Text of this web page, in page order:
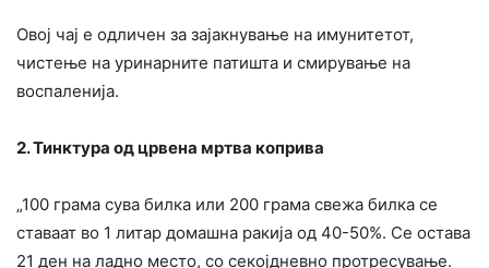
Овој чај е одличен за зајакнување на имунитетот,
чистење на уринарните патишта и смирување на
воспаленија.
2. Тинктура од црвена мртва коприва
„100 грама сува билка или 200 грама свежа билка се
ставаат во 1 литар домашна ракија од 40-50%. Се остава
21 ден на ладно место, со секојдневно протресување.